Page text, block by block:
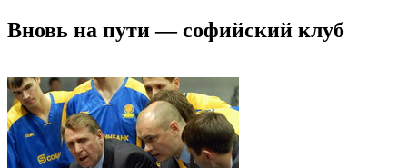
Вновь на пути — софийский клуб